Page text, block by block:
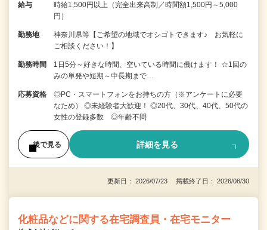
給与
時給1,500円以上（完全出来高制／時間額1,500円～5,000
円）
勤務地
神奈川県等【ご希望の地域でオシゴトできます♪ お気軽に
ご相談ください！】
勤務時間
1日5分～好きな時間、空いている時間に働けます！ ☆1回の
みの単発や短期～中長期まで…
応募資格
◎PC・スマートフォンをお持ちの方（※アンケートに必要
なため） ◎未経験者大歓迎！ ◎20代、30代、40代、50代の
女性の登録多数 ◎年齢不問
後で見る 詳細を見る
更新日： 2026/07/23 掲載終了日： 2026/08/30
化粧品などに関する在宅調査員・在宅モニター